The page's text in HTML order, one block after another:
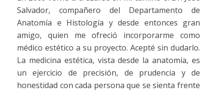
Salvador, compañero del Departamento de
Anatomía e Histología y desde entonces gran
amigo, quien me ofreció incorporarme como
médico estético a su proyecto. Acepté sin dudarlo.
La medicina estética, vista desde la anatomía, es
un ejercicio de precisión, de prudencia y de
honestidad con cada persona que se sienta frente